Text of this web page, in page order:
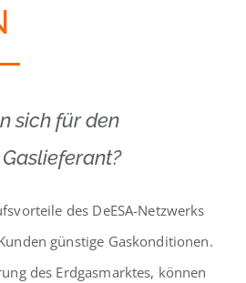
sich für den
des DeESA-Netzwerks
günstige Gaskonditionen.
des Erdgasmarktes, können